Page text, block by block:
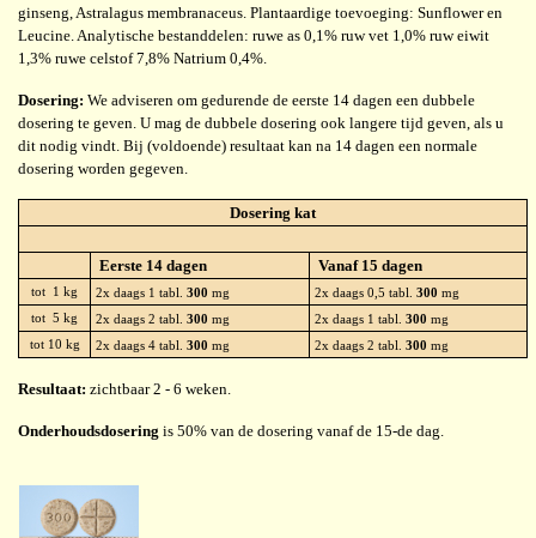
ginseng, Astralagus membranaceus. Plantaardige toevoeging: Sunflower en
Leucine. Analytische bestanddelen: ruwe as 0,1% ruw vet 1,0% ruw eiwit
1,3% ruwe celstof 7,8% Natrium 0,4%.
Dosering: We adviseren om gedurende de eerste 14 dagen een dubbele
dosering te geven. U mag de dubbele dosering ook langere tijd geven, als u
dit nodig vindt. Bij (voldoende) resultaat kan na 14 dagen een normale
dosering worden gegeven.
Dosering kat
Eerste 14 dagen Vanaf 15 dagen
tot 1 kg 2x daags 1 tabl. 300 mg 2x daags 0,5 tabl. 300 mg
tot 5 kg
2x daags 2 tabl. 300 mg 2x daags 1 tabl. 300 mg
tot 10 kg
2x daags 4 tabl. 300 mg 2x daags 2 tabl. 300 mg
Resultaat: zichtbaar 2 - 6 weken.
Onderhoudsdosering is 50% van de dosering vanaf de 15-de dag.